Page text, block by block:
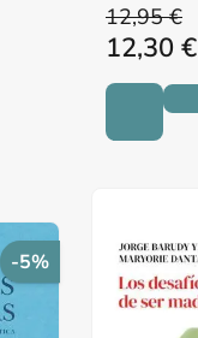
12,95 €
12,30 €
-5%